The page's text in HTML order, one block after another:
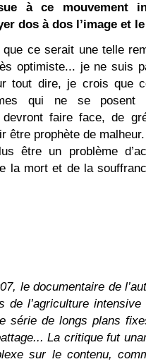
à ce mouvement
dos à dos l’image et
ce serait une telle
optimiste... je ne suis
tout dire, je crois que
qui ne se posent
devront faire face, de
prophète de
être un problème
la mort et de la
le documentaire de
de l’agriculture
série de longs plans
La critique fut
sur le contenu,